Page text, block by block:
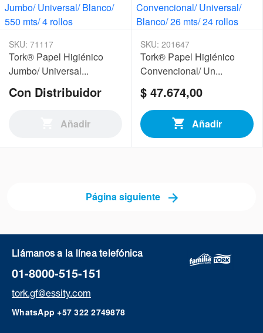
SKU: 71117
Tork® Papel Higiénico
Jumbo/ Universal...
Con Distribuidor
Añadir
SKU: 201647
Tork® Papel Higiénico
Convencional/ Un...
$ 47.674,00
Añadir
Página siguiente
Llámanos a la línea telefónica
01-8000-515-151
tork.gf@essity.com
WhatsApp +57 322 2749878